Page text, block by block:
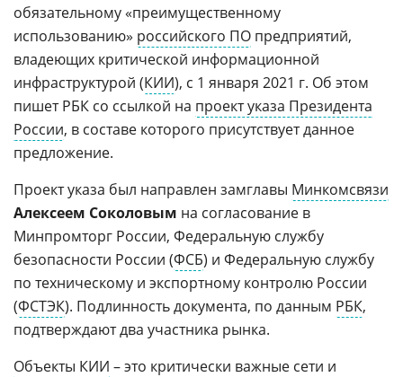
обязательному «преимущественному
использованию» российского ПО предприятий,
владеющих критической информационной
инфраструктурой (КИИ), с 1 января 2021 г. Об этом
пишет РБК со ссылкой на проект указа Президента
России, в составе которого присутствует данное
предложение.
Проект указа был направлен замглавы Минкомсвязи
Алексеем Соколовым на согласование в
Минпромторг России, Федеральную службу
безопасности России (ФСБ) и Федеральную службу
по техническому и экспортному контролю России
(ФСТЭК). Подлинность документа, по данным РБК,
подтверждают два участника рынка.
Объекты КИИ – это критически важные сети и